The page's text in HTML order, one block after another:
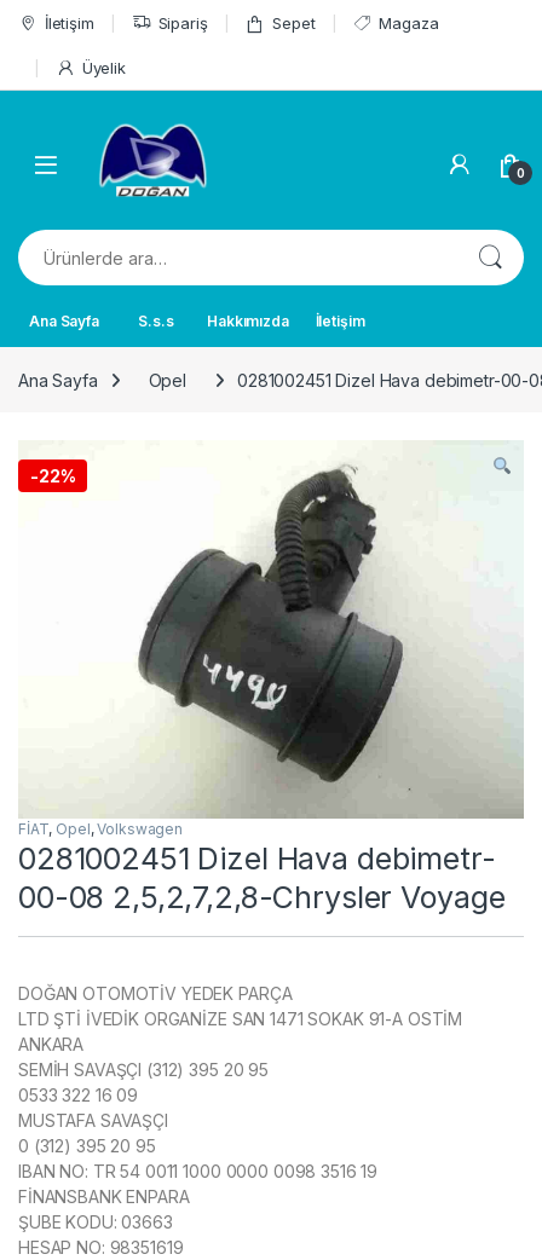
Skip to navigation
Skip to content
İletişim Sipariş Sepet Magaza
Üyelik
0
Ara:
Ana Sayfa S.s.s Hakkımızda İletişim
Ana Sayfa Opel 0281002451 Dizel Hava debimetr-00-
-22%
FİAT, Opel,Volkswagen
0281002451 Dizel Hava debimetr-
00-08 2,5,2,7,2,8-Chrysler Voyage
DOĞAN OTOMOTİV YEDEK PARÇA
LTD ŞTİ İVEDİK ORGANİZE SAN 1471 SOKAK 91-A OSTİM
ANKARA
SEMİH SAVAŞÇI (312) 395 20 95
0533 322 16 09
MUSTAFA SAVAŞÇI
0 (312) 395 20 95
IBAN NO: TR 54 0011 1000 0000 0098 3516 19
FİNANSBANK ENPARA
ŞUBE KODU: 03663
HESAP NO: 98351619